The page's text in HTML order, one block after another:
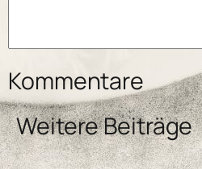
Kommentare
Weitere Beiträge